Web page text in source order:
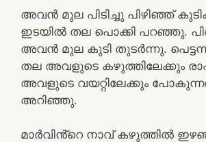
അവൻ മുല പിടിച്ചു പിഴിഞ്ഞ്
ഇടയിൽ തല പൊക്കി പറഞ്ഞു.
അവൻ മുല കുടി തുടർന്നു.
തല അവളുടെ കഴുത്തിലേക്കും
അവളുടെ വയറ്റിലേക്കും
അറിഞ്ഞു.
മാർവിൻ്റെ നാവ് കഴുത്തിൽ